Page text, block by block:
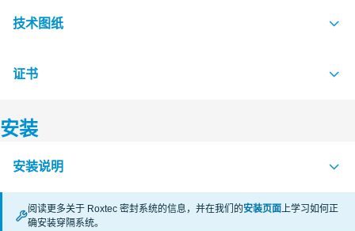
技术图纸
S1591943 B FRAME LONG SIDE
S1590465 B FRAME SIZE 4 ASSEMBLY PDF
证书
认证机构
RISE
CSA
安装
安装说明
B (zh)
阅读更多关于 Roxtec 密封系统的信息，并在我们的安装页面上学习如何正
确安装穿隔系统。